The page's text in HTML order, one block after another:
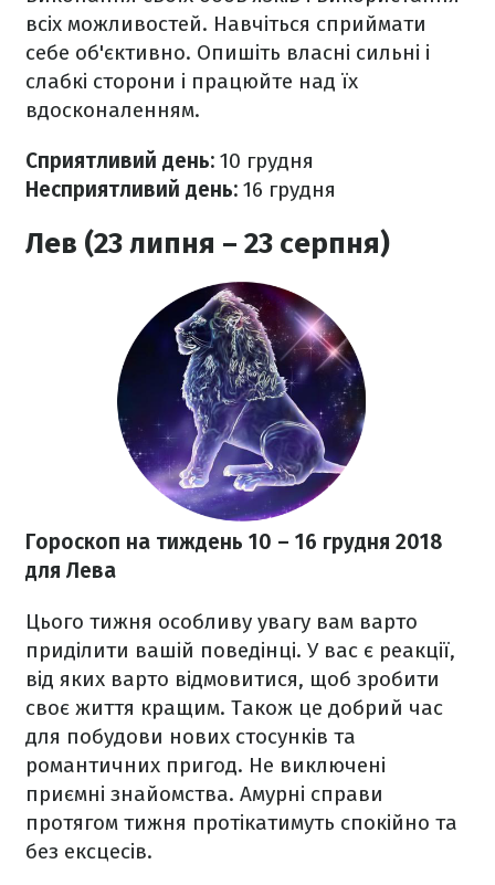
всіх можливостей. Навчіться сприймати
себе об'єктивно. Опишіть власні сильні і
слабкі сторони і працюйте над їх
вдосконаленням.
Сприятливий день: 10 грудня
Несприятливий день: 16 грудня
Лев (23 липня – 23 серпня)
Гороскоп на тиждень 10 – 16 грудня 2018
для Лева
Цього тижня особливу увагу вам варто
приділити вашій поведінці. У вас є реакції,
від яких варто відмовитися, щоб зробити
своє життя кращим. Також це добрий час
для побудови нових стосунків та
романтичних пригод. Не виключені
приємні знайомства. Амурні справи
протягом тижня протікатимуть спокійно та
без ексцесів.